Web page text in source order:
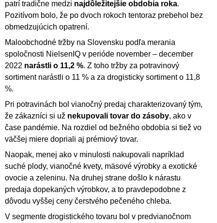
patrí tradične medzi najdôležitejšie obdobia roka.
Pozitívom bolo, že po dvoch rokoch tentoraz prebehol bez
obmedzujúcich opatrení.
Maloobchodné tržby na Slovensku podľa merania
spoločnosti NielsenIQ v perióde november – december
2022 narástli o 11,2 %. Z toho tržby za potravinový
sortiment narástli o 11 % a za drogisticky sortiment o 11,8
%.
Pri potravinách bol vianočný predaj charakterizovaný tým,
že zákazníci si už nekupovali tovar do zásoby, ako v
čase pandémie. Na rozdiel od bežného obdobia si tiež vo
väčšej miere dopriali aj prémiový tovar.
Naopak, menej ako v minulosti nakupovali napríklad
suché plody, vianočné kvety, mäsové výrobky a exotické
ovocie a zeleninu. Na druhej strane došlo k nárastu
predaja dopekaných výrobkov, a to pravdepodobne z
dôvodu vyššej ceny čerstvého pečeného chleba.
V segmente drogistického tovaru bol v predvianočnom